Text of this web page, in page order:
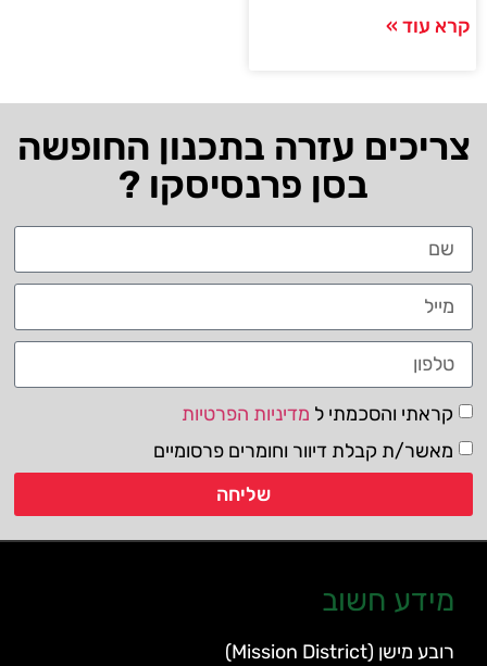
קרא עוד »
צריכים עזרה בתכנון החופשה
בסן פרנסיסקו ?
קראתי והסכמתי ל מדיניות הפרטיות
מאשר/ת קבלת דיוור וחומרים פרסומיים
שליחה
מידע חשוב
רובע מישן (Mission District)